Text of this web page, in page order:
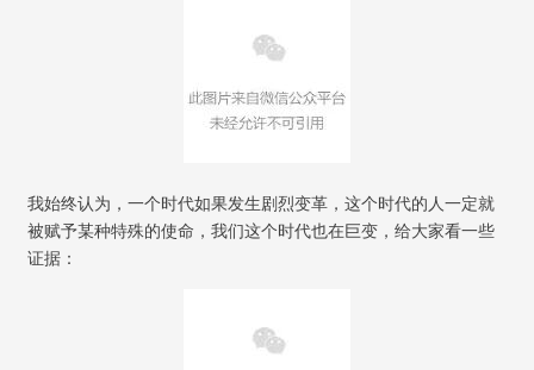
我始终认为，一个时代如果发生剧烈变革，这个时代的人一定就
被赋予某种特殊的使命，我们这个时代也在巨变，给大家看一些
证据：